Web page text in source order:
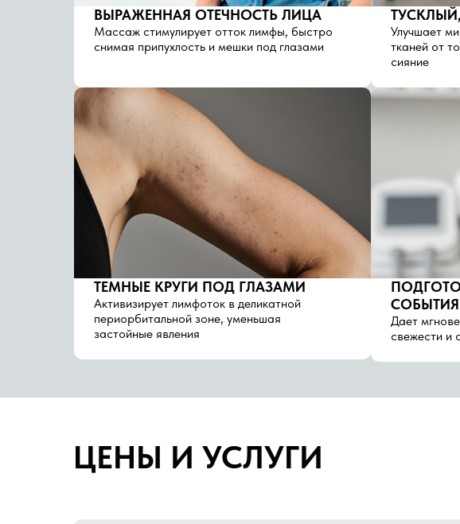
ВЫРАЖЕННАЯ ОТЕЧНОСТЬ ЛИЦА
Массаж стимулирует отток лимфы, быстро
снимая припухлость и мешки под глазами
Улучшает
тканей от
сияние
ТЕМНЫЕ КРУГИ ПОД ГЛАЗАМИ
Активизирует лимфоток в деликатной
периорбитальной зоне, уменьшая
застойные явления
Дает
свежести и
ЦЕНЫ И УСЛУГИ